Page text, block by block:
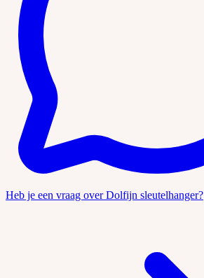
Heb je een vraag over Dolfijn sleutelhanger?